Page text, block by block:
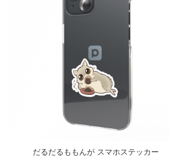
だるだるももんが スマホステッカー